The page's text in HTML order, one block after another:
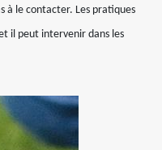
à le contacter. Les pratiques
il peut intervenir dans les